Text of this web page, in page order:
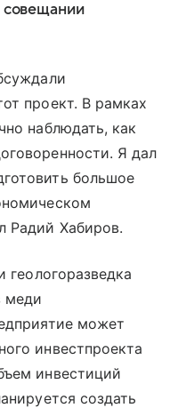
совещании
проект. В рамках
наблюдать, как
Я дал
большое
Радий Хабиров.
геологоразведка
меди
может
инвестпроекта
инвестиций
создать